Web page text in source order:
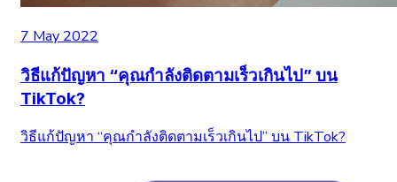
7 May 2022
วิธีแก้ปัญหา “คุณกำลังติดตามเร็วเกินไป” บน
TikTok?
วิธีแก้ปัญหา “คุณกำลังติดตามเร็วเกินไป” บน TikTok?